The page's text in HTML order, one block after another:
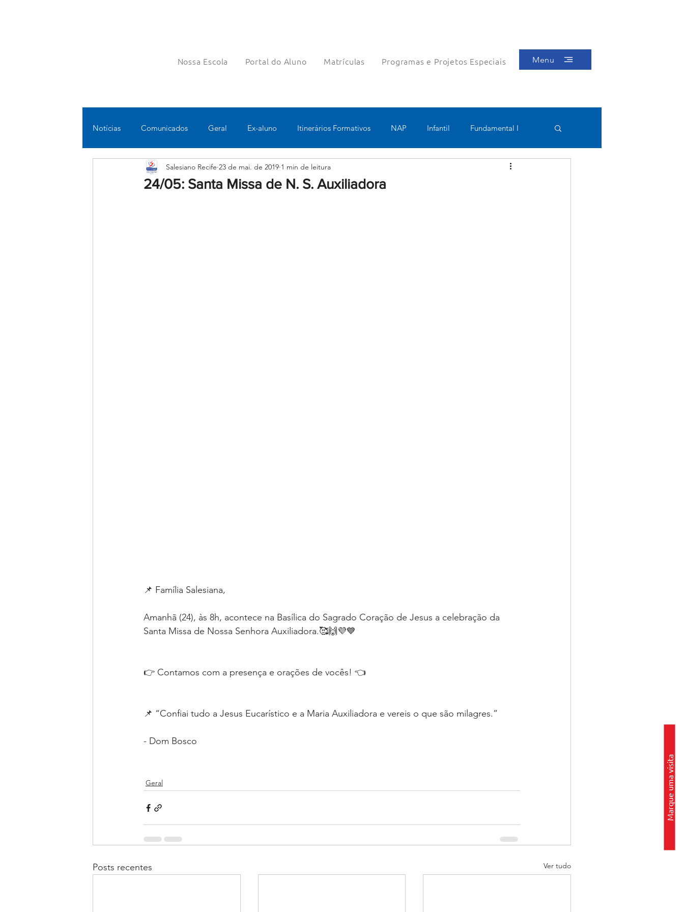
Nossa Escola Portal do Aluno Matrículas Programas e Projetos Especiais Menu
Marque uma visita
Notícias Comunicados Geral Ex-aluno Itinerários Formativos NAP Infantil Fundamental I
Fundamental II Ensino Médio Pastoral Esportes
24/05: Santa Missa de N. S. Auxiliadora
Salesiano Recife 23 de mai. de 2019 1 min de leitura
📌 Família Salesiana,
Amanhã (24), às 8h, acontece na Basílica do Sagrado Coração de Jesus a celebração da
Santa Missa de Nossa Senhora Auxiliadora.🥰🙌💜💙
👉 Contamos com a presença e orações de vocês! 👈
📌 “Confiai tudo a Jesus Eucarístico e a Maria Auxiliadora e vereis o que são milagres.”
- Dom Bosco
Geral
Posts recentes Ver tudo